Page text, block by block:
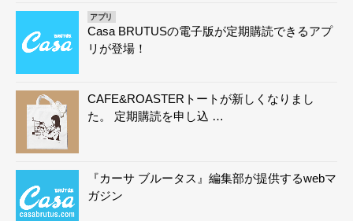
アプリ
Casa BRUTUSの電子版が定期購読できるアプ
リが登場！
CAFE&ROASTERトートが新しくなりまし
た。 定期購読を申し込 …
『カーサ ブルータス』編集部が提供するwebマ
ガジン